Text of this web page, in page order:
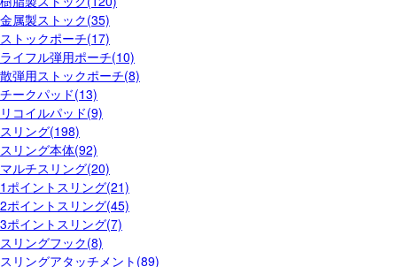
金属製ストック(35)
ストックポーチ(17)
ライフル弾用ポーチ(10)
散弾用ストックポーチ(8)
チークパッド(13)
リコイルパッド(9)
スリング(198)
スリング本体(92)
マルチスリング(20)
1ポイントスリング(21)
2ポイントスリング(45)
3ポイントスリング(7)
スリングフック(8)
スリングアタッチメント(89)